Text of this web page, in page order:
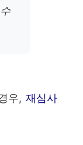
우, 재심사